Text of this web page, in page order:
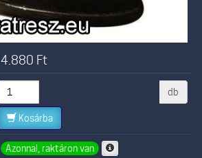
4.880 Ft
db
Kosárba
Azonnal, raktáron van